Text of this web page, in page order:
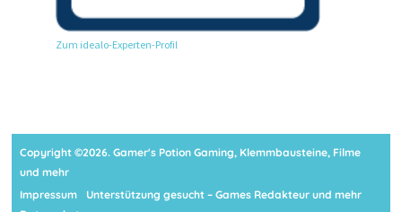
Zum idealo-Experten-Profil
Copyright ©2026. Gamer's Potion Gaming, Klemmbausteine, Filme
und mehr
Impressum
Unterstützung gesucht – Games Redakteur und mehr